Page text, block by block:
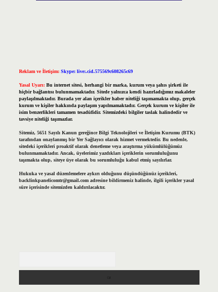
Reklam ve İletişim: Skype: live:.cid.575569c608265c69
Yasal Uyarı: Bu internet sitesi, herhangi bir marka, kurum veya şahıs şirketi ile
hiçbir bağlantısı bulunmamaktadır. Sitede yalnızca kendi hazırladığımız makaleler
paylaşılmaktadır. Burada yer alan içerikler haber niteliği taşımamakta olup, gerçek
kurum ve kişiler hakkında paylaşım yapılmamaktadır. Gerçek kurum ve kişiler ile
isim benzerlikleri tamamen tesadüfidir. Sitemizdeki bilgiler taslak halindedir ve
tavsiye niteliği taşımazlar.
Sitemiz, 5651 Sayılı Kanun gereğince Bilgi Teknolojileri ve İletişim Kurumu (BTK)
tarafından onaylanmış bir Yer Sağlayıcı olarak hizmet vermektedir. Bu nedenle,
sitedeki içerikleri proaktif olarak denetleme veya araştırma yükümlülüğümüz
bulunmamaktadır. Ancak, üyelerimiz yazdıkları içeriklerin sorumluluğunu
taşımakta olup, siteye üye olarak bu sorumluluğu kabul etmiş sayılırlar.
Hukuka ve yasal düzenlemelere aykırı olduğunu düşündüğünüz içerikleri,
backlinkpanelicomtr@gmail.comadresine bildirmeniz halinde, ilgili içerikler yasal
süre içerisinde sitemizden kaldırılacaktır.